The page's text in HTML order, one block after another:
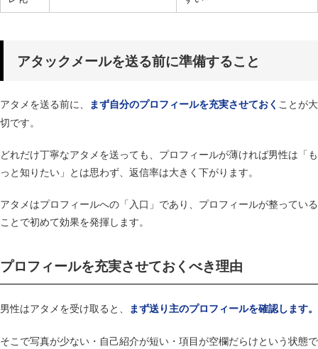
アタックメールを送る前に準備すること
アタメを送る前に、 まず自分のプロフィールを充実させておく ことが大
切です。
どれだけ丁寧なアタメを送っても、プロフィールが薄ければ男性は「も
っと知りたい」とは思わず、返信率は大きく下がります。
アタメはプロフィールへの「入口」であり、プロフィールが整っている
ことで初めて効果を発揮します。
プロフィールを充実させておくべき理由
男性はアタメを受け取ると、 まず送り主のプロフィールを確認します。
そこで写真が少ない・自己紹介が短い・項目が空欄だらけという状態で